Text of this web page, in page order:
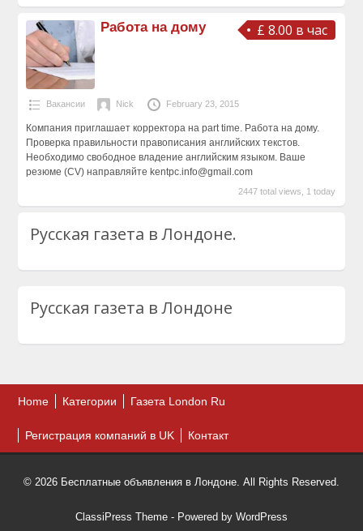
£ 8.00 в час
Работа на дому
Вакансии Nick February 23, 2015
Компания приглашает корректора на part time. Работа на дому.
Проверка правильности правописания английских текстов.
Необходимо свободное владение английским языком. Ваше
резюме (CV) направляйте kentpc.info@gmail.com
2447 total views, 1 today
Русская газета в Лондоне.
Русская газета в Лондоне
Home Категории Газета London Ru
Регистрация компаний в UK Контакт
© 2026 Бесплатные объявления в Лондоне. All Rights Reserved.
ClassiPress Theme - Powered by WordPress